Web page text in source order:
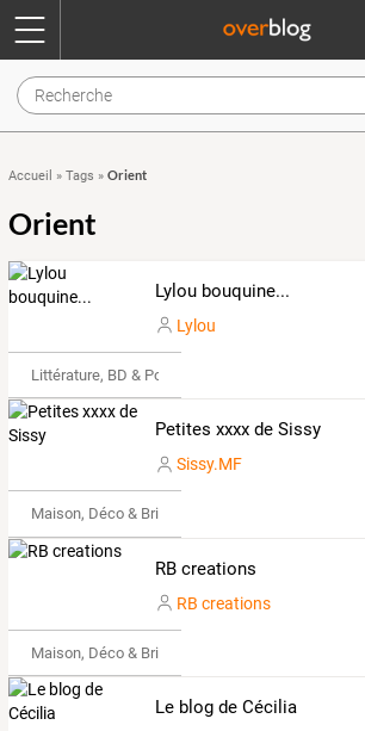
Accueil » Tags » Orient
Orient
Lylou bouquine...
Lylou
Littérature, BD & Poésie
Petites xxxx de Sissy
Sissy.MF
Maison, Déco & Bricolage
RB creations
RB creations
Maison, Déco & Bricolage
Le blog de Cécilia